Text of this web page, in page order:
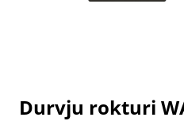
Durvju rokturi